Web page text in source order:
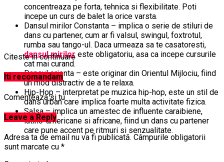
concentreaza pe forta, tehnica si flexibilitate. Poti
incepe un curs de balet la orice varsta.
Dansul mirilor Constanta – implica o serie de stiluri de
dans cu partener, cum ar fi valsul, swingul, foxtrotul,
rumba sau tango-ul. Daca urmeaza sa te casatoresti,
dansul mirilor este obligatoriu, asa ca incepe cursurile
cat mai curand.
Dansul orienta – este originar din Orientul Mijlociu, fiind
un mod distractiv de a te relaxa.
Hip-Hop – interpretat pe muzica hip-hop, este un stil de
dans urban care implica foarte multa activitate fizica.
Salsa – implica un amestec de influente caraibiene,
latino-americane si africane, fiind un dans cu partener
care pune accent pe ritmuri si senzualitate.
Citeste in continuare
Iti recomandam
Comenteaza si tu
Leave a Reply
Adresa ta de email nu va fi publicată. Câmpurile obligatorii
sunt marcate cu *